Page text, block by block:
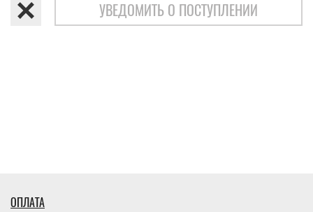
УВЕДОМИТЬ О ПОСТУПЛЕНИИ
ОПЛАТА